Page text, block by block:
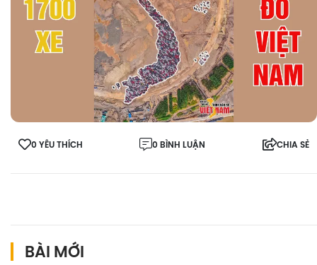
0 YÊU THÍCH 0 BÌNH LUẬN CHIA SẺ
BÀI MỚI